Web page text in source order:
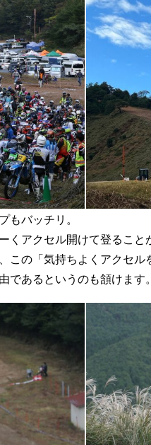
もバッチリ。
アクセル開けて登ること
この「気持ちよくアクセル
であるというのも頷けます。